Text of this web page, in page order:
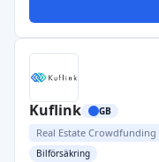
Kuflink GB
Real Estate Crowdfunding
Bilförsäkring